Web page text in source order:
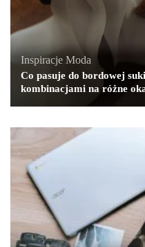
Inspiracje Moda
Co pasuje do bordowej
kombinacjami na różne